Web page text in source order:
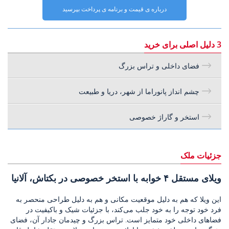
درباره ی قیمت و برنامه ی پرداخت بپرسید
3 دلیل اصلی برای خرید
فضای داخلی و تراس بزرگ
چشم انداز پانوراما از شهر، دریا و طبیعت
استخر و گاراژ خصوصی
جزئیات ملک
ویلای مستقل ۴ خوابه با استخر خصوصی در بکتاش، آلانیا
این ویلا که هم به دلیل موقعیت مکانی و هم به دلیل طراحی منحصر به
فرد خود توجه را به خود جلب می‌کند، با جزئیات شیک و باکیفیت در
فضاهای داخلی خود متمایز است. تراس بزرگ و چیدمان جادار آن، فضای